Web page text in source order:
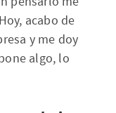
acabo de
y me doy
algo, lo